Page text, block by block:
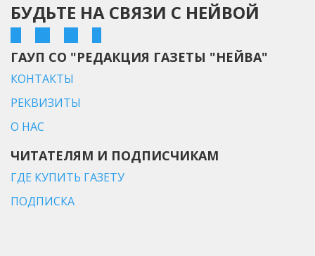
БУДЬТЕ НА СВЯЗИ С НЕЙВОЙ
ГАУП СО "РЕДАКЦИЯ ГАЗЕТЫ "НЕЙВА"
КОНТАКТЫ
РЕКВИЗИТЫ
О НАС
ЧИТАТЕЛЯМ И ПОДПИСЧИКАМ
ГДЕ КУПИТЬ ГАЗЕТУ
ПОДПИСКА